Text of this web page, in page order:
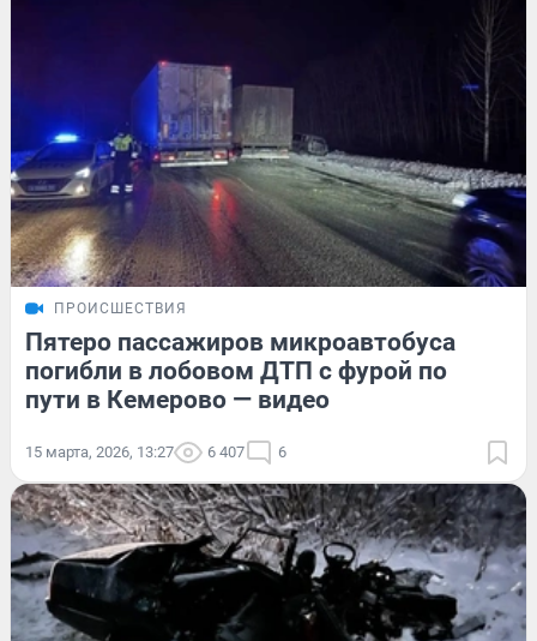
ПРОИСШЕСТВИЯ
Пятеро пассажиров микроавтобуса
погибли в лобовом ДТП с фурой по
пути в Кемерово — видео
15 марта, 2026, 13:27 6 407 6